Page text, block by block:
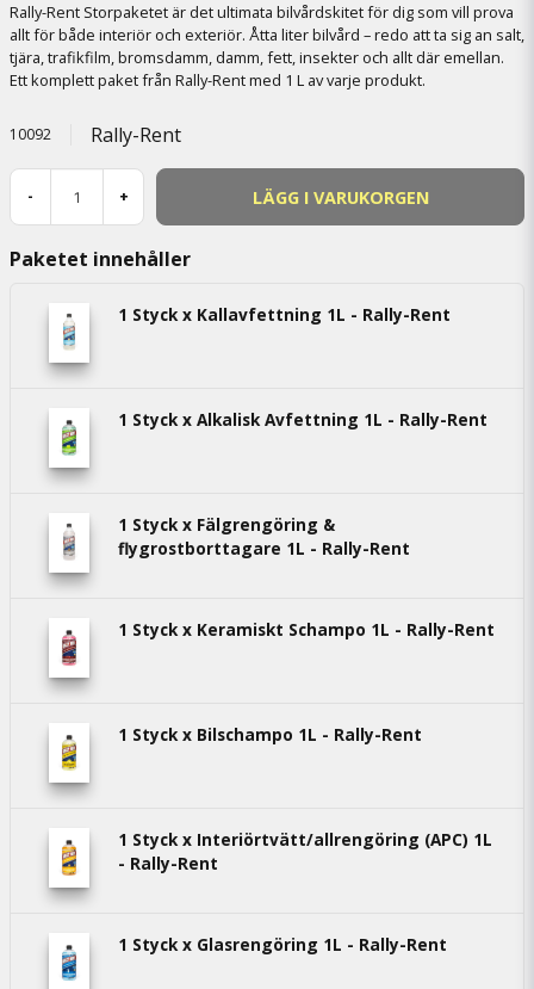
Rally-Rent Storpaketet är det ultimata bilvårdskitet för dig som vill prova
allt för både interiör och exteriör. Åtta liter bilvård – redo att ta sig an salt,
tjära, trafikfilm, bromsdamm, damm, fett, insekter och allt där emellan.
Ett komplett paket från Rally-Rent med 1 L av varje produkt.
10092 Rally-Rent
- + LÄGG I VARUKORGEN
Paketet innehåller
1 Styck x Kallavfettning 1L - Rally-Rent
1 Styck x Alkalisk Avfettning 1L - Rally-Rent
1 Styck x Fälgrengöring &
flygrostborttagare 1L - Rally-Rent
1 Styck x Keramiskt Schampo 1L - Rally-Rent
1 Styck x Bilschampo 1L - Rally-Rent
1 Styck x Interiörtvätt/allrengöring (APC) 1L
- Rally-Rent
1 Styck x Glasrengöring 1L - Rally-Rent